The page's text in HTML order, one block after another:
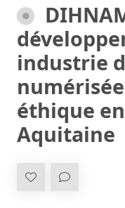
industrie
éthique
Aquitaine